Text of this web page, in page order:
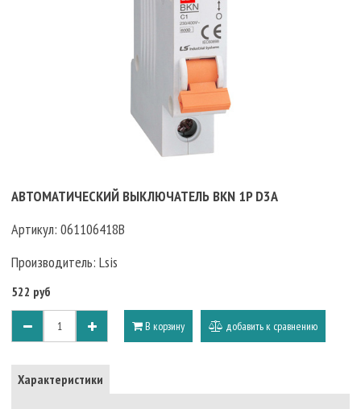
АВТОМАТИЧЕСКИЙ ВЫКЛЮЧАТЕЛЬ BKN 1P D3A
Артикул: 061106418B
Производитель: Lsis
522 руб
В корзину добавить к сравнению
Характеристики